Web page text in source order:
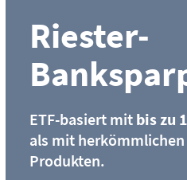
Riester-
ETF-basiert mit bis zu
als mit
Produkten.